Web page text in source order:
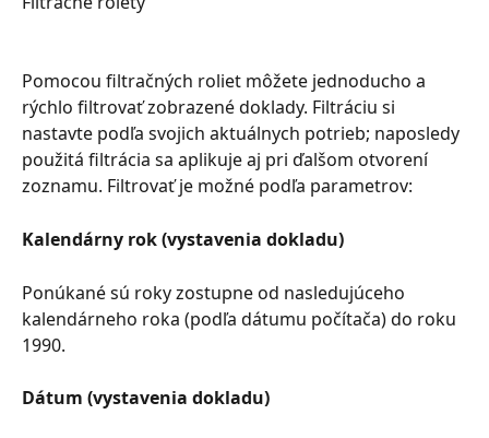
Pomocou filtračných roliet môžete jednoducho a
rýchlo filtrovať zobrazené doklady. Filtráciu si
nastavte podľa svojich aktuálnych potrieb; naposledy
použitá filtrácia sa aplikuje aj pri ďalšom otvorení
zoznamu. Filtrovať je možné podľa parametrov:
Kalendárny rok (vystavenia dokladu)
Ponúkané sú roky zostupne od nasledujúceho
kalendárneho roka (podľa dátumu počítača) do roku
1990.
Dátum (vystavenia dokladu)